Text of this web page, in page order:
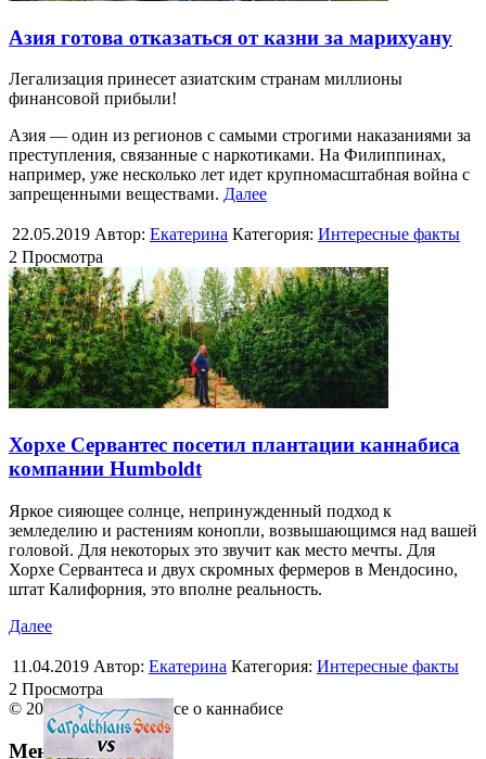
Азия готова отказаться от казни за марихуану
Легализация принесет азиатским странам миллионы
финансовой прибыли!
Азия — один из регионов с самыми строгими наказаниями за
преступления, связанные с наркотиками. На Филиппинах,
например, уже несколько лет идет крупномасштабная война с
запрещенными веществами. Далее
22.05.2019 Автор: Екатерина Категория: Интересные факты
2 Просмотра
Хорхе Сервантес посетил плантации каннабиса
компании Humboldt
Яркое сияющее солнце, непринужденный подход к
земледелию и растениям конопли, возвышающимся над вашей
головой. Для некоторых это звучит как место мечты. Для
Хорхе Сервантеса и двух скромных фермеров в Мендосино,
штат Калифорния, это вполне реальность.
Далее
11.04.2019 Автор: Екатерина Категория: Интересные факты
2 Просмотра
© 2013 Ruhemp.com Все о каннабисе
Меню